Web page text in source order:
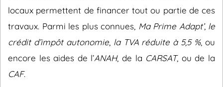
locaux permettent de financer tout ou partie de ces
travaux. Parmi les plus connues, Ma Prime Adapt’, le
crédit d’impôt autonomie, la TVA réduite à 5,5 %, ou
encore les aides de l’ANAH, de la CARSAT, ou de la
CAF.